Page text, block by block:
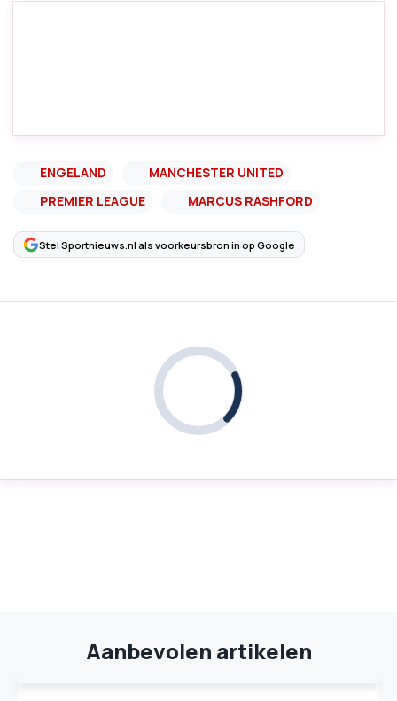
ENGELAND
MANCHESTER UNITED
PREMIER LEAGUE
MARCUS RASHFORD
Stel Sportnieuws.nl als voorkeursbron in op Google
Aanbevolen artikelen